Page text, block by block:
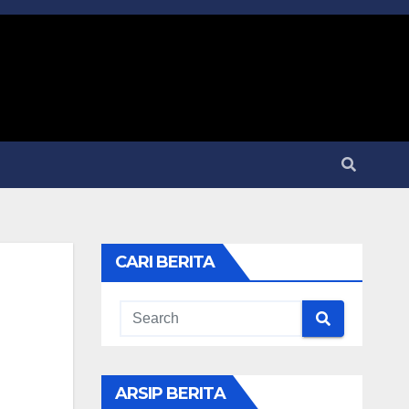
CARI BERITA
ARSIP BERITA